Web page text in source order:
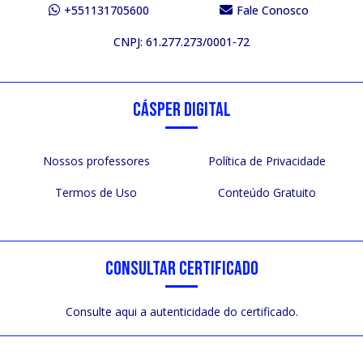
+551131705600 Fale Conosco
CNPJ: 61.277.273/0001-72
CÁSPER DIGITAL
Nossos professores
Termos de Uso
Política de Privacidade
Conteúdo Gratuito
CONSULTAR CERTIFICADO
Consulte aqui a autenticidade do certificado.